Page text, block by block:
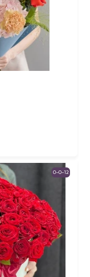
0-0-12